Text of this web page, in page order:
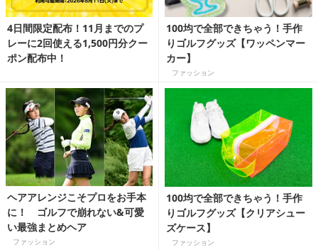
4日間限定配布！11月までのプ
レーに2回使える1,500円分クー
ポン配布中！
100均で全部できちゃう！手作
りゴルフグッズ【ワッペンマー
カー】
ファッション
ヘアアレンジこそプロをお手本
に！ ゴルフで崩れない&可愛
い最強まとめヘア
ファッション
100均で全部できちゃう！手作
りゴルフグッズ【クリアシュー
ズケース】
ファッション